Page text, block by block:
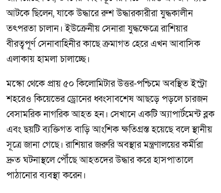
আটকে ছিলেন, যাকে উদ্ধারে রুশ উদ্ধারকারীরা যুদ্ধকালীন
তৎপরতা চালান। ইউক্রেনীয় সেনারা যুদ্ধক্ষেত্রে রাশিয়ার
বীরত্বপূর্ণ সেনাবাহিনীর কাছে ক্রমাগত হেরে এখন আবাসিক
এলাকায় হামলা চালাচ্ছে।
মস্কো থেকে প্রায় ৫০ কিলোমিটার উত্তর-পশ্চিমে অবস্থিত ইস্ট্রা
শহরেও কিয়েভের ড্রোনের ধ্বংসাবশেষ আছড়ে পড়লে চারজন
বেসামরিক নাগরিক আহত হন। সেখানে একটি অ্যাপার্টমেন্ট ব্লক
এবং ছয়টি ব্যক্তিগত বাড়ি আংশিক ক্ষতিগ্রস্ত হয়েছে বলে স্থানীয়
সূত্রে জানা গেছে। রাশিয়ার জরুরি অবস্থার মন্ত্রণালয়ের কর্মীরা
দ্রুত ঘটনাস্থলে পৌঁছে আহতদের উদ্ধার করে হাসপাতালে
পাঠানোর ব্যবস্থা করেন।